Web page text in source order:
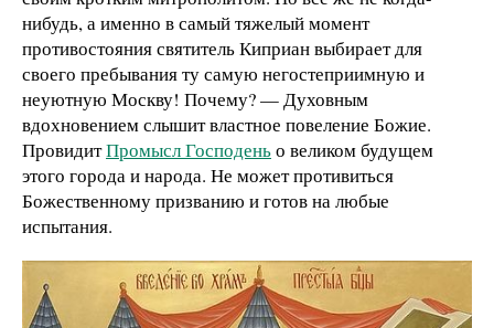
нибудь, а именно в самый тяжелый момент
противостояния святитель Киприан выбирает для
своего пребывания ту самую негостеприимную и
неуютную Москву! Почему? — Духовным
вдохновением слышит властное повеление Божие.
ПровидитПромысл Господеньо великом будущем
этого города и народа. Не может противиться
Божественному призванию и готов на любые
испытания.